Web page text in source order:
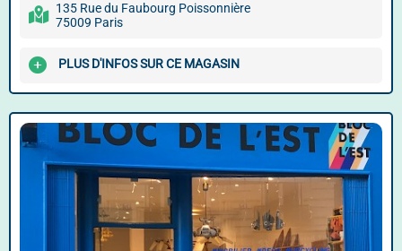
135 Rue du Faubourg Poissonnière
75009 Paris
PLUS D'INFOS SUR CE MAGASIN